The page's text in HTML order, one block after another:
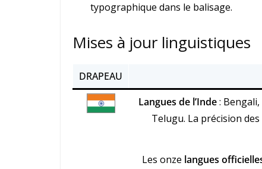
typographique dans le balisage.
Mises à jour linguistiques
DRAPEAU
Langues de l’Inde: Bengali,
Telugu. La précision
Les onze langues